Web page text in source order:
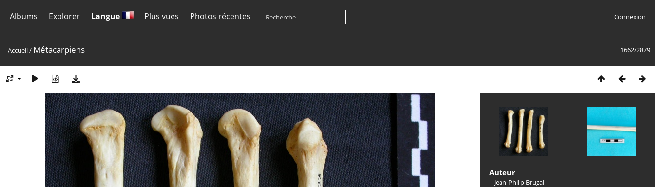
Albums Explorer Langue Plus vues Photos récentes Connexion
1662/2879
Accueil/ Métacarpiens
Auteur
Jean-Philip Brugal